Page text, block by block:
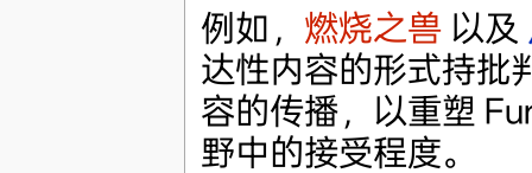
例如， 燃烧之兽以及
达性内容的形式持批
容的传播，以重塑
野中的接受程度。